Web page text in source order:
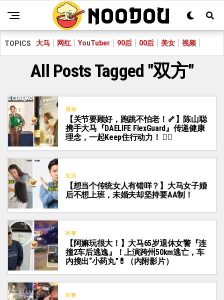
TOPICS 大马 网红 YouTuber 90后 00后 美女 视频
All Posts Tagged "双方"
通稿
【关节要顾好，跑跳不怕老！🦴】陈山聪
携手大马『DAELIFE FlexGuard』传递健康
理念，一起Keep住行动力！ 🏃‍♂️
生活
【想当个传统女人有错咩？】大马女子婚
后不想上班，未婚夫却坚持要AA制！
时事
【阿嫲玩很大！】大马65岁退休女警『连
撞2车后逃逸』！上演跨州50km逃亡，车
内搜出“小药丸”💊（内附影片）
时事